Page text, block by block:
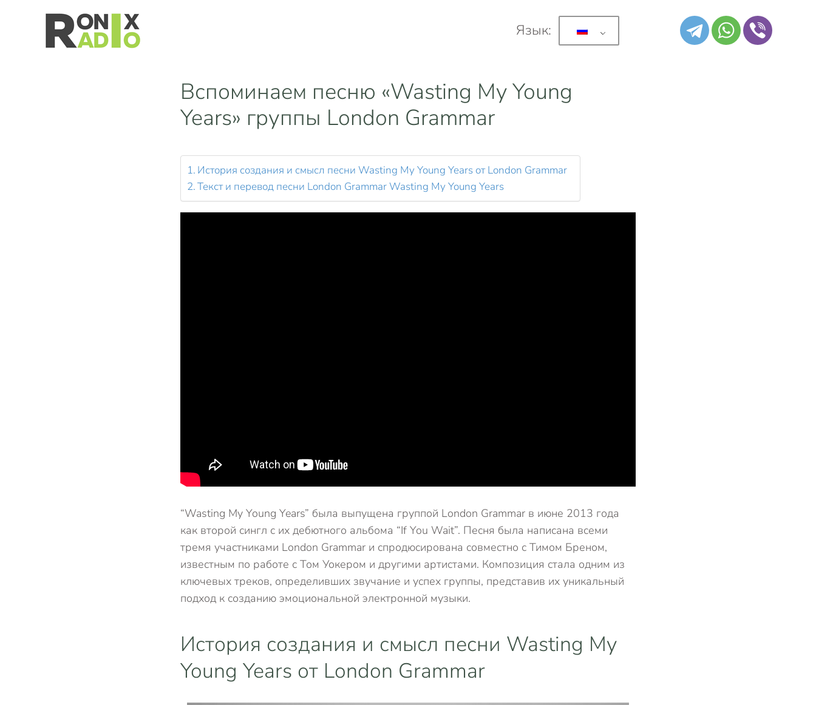
Перейти к основному содержанию Язык:
Вспоминаем песню «Wasting My Young
Years» группы London Grammar
История создания и смысл песни Wasting My Young Years от London Grammar
Текст и перевод песни London Grammar Wasting My Young Years
“Wasting My Young Years” была выпущена группой London Grammar в июне 2013 года
как второй сингл с их дебютного альбома “If You Wait”. Песня была написана всеми
тремя участниками London Grammar и спродюсирована совместно с Тимом Бреном,
известным по работе с Том Уокером и другими артистами. Композиция стала одним из
ключевых треков, определивших звучание и успех группы, представив их уникальный
подход к созданию эмоциональной электронной музыки.
История создания и смысл песни Wasting My
Young Years от London Grammar